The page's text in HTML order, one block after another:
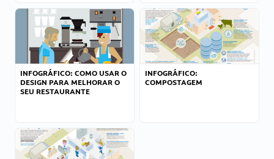
INFOGRÁFICO: COMO USAR O
DESIGN PARA MELHORAR O
SEU RESTAURANTE
INFOGRÁFICO:
COMPOSTAGEM